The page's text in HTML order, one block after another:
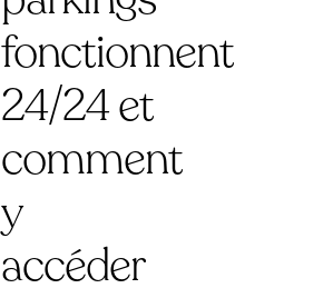
fonctionnent
24/24 et
comment
y
accéder